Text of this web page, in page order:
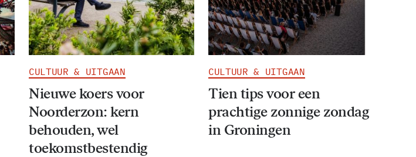
CULTUUR & UITGAAN
Nieuwe koers voor
Noorderzon: kern
behouden, wel
toekomstbestendig
CULTUUR & UITGAAN
Tien tips voor een
prachtige zonnige zondag
in Groningen